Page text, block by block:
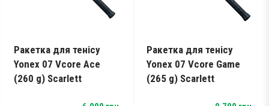
Ракетка для тенісу
Yonex 07 Vcore Ace
(260 g) Scarlett
Ракетка для тенісу
Yonex 07 Vcore Game
(265 g) Scarlett